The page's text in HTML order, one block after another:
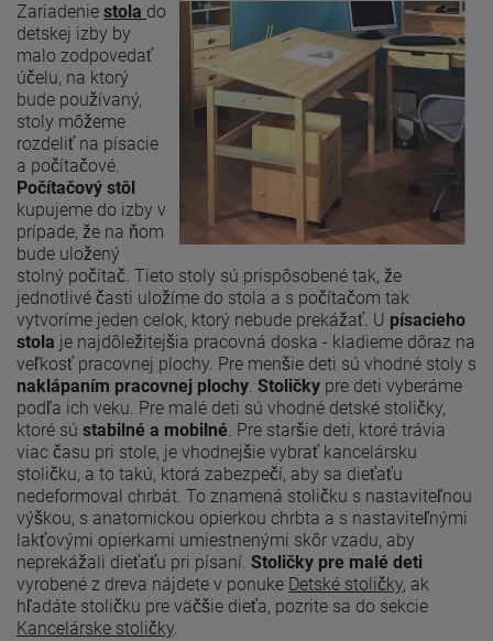
Zariadenie stola do
detskej izby by
malo zodpovedať
účelu, na ktorý
bude používaný,
stoly môžeme
rozdeliť na písacie
a počítačové.
Počítačový stôl
kupujeme do izby v
prípade, že na ňom
bude uložený
stolný počítač. Tieto stoly sú prispôsobené tak, že
jednotlivé časti uložíme do stola a s počítačom tak
vytvoríme jeden celok, ktorý nebude prekážať. U písacieho
stola je najdôležitejšia pracovná doska - kladieme dôraz na
veľkosť pracovnej plochy. Pre menšie deti sú vhodné stoly s
naklápaním pracovnej plochy. Stoličky pre deti vyberáme
podľa ich veku. Pre malé deti sú vhodné detské stoličky,
ktoré sú stabilné a mobilné. Pre staršie deti, ktoré trávia
viac času pri stole, je vhodnejšie vybrať kancelársku
stoličku, a to takú, ktorá zabezpečí, aby sa dieťaťu
nedeformoval chrbát. To znamená stoličku s nastaviteľnou
výškou, s anatomickou opierkou chrbta a s nastaviteľnými
lakťovými opierkami umiestnenými skôr vzadu, aby
neprekážali dieťaťu pri písaní. Stoličky pre malé deti
vyrobené z dreva nájdete v ponuke Detské stoličky, ak
hľadáte stoličku pre väčšie dieťa, pozrite sa do sekcie
Kancelárske stoličky.